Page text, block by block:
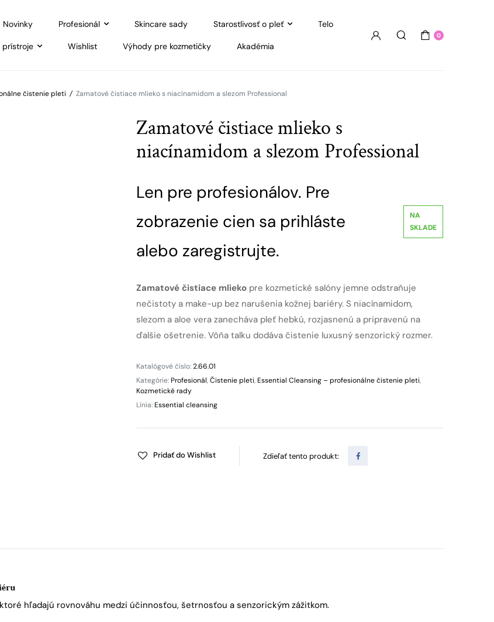
Novinky Profesionál Skincare sady Starostlivosť o pleť Telo
prístroje Wishlist Výhody pre kozmetičky Akadémia
0
čistenie pleti / Zamatové čistiace mlieko s niacínamidom a slezom Professional
Zamatové čistiace mlieko s
niacínamidom a slezom Professional
Len pre profesionálov. Pre
zobrazenie cien sa prihláste
alebo zaregistrujte.
NA
SKLADE
Zamatové čistiace mlieko pre kozmetické salóny jemne odstraňuje
nečistoty a make-up bez narušenia kožnej bariéry. S niacínamidom,
slezom a aloe vera zanecháva pleť hebkú, rozjasnenú a pripravenú na
ďalšie ošetrenie. Vôňa talku dodáva čistenie luxusný senzorický rozmer.
Katalógové číslo:2.66.01
Kategórie:Profesionál,Čistenie pleti,Essential Cleansing – profesionálne čistenie pleti,
Kozmetické rady
Línia:Essential cleansing
Pridať do Wishlist Zdieľať tento produkt:
hľadajú rovnováhu medzi účinnosťou, šetrnosťou a senzorickým zážitkom.